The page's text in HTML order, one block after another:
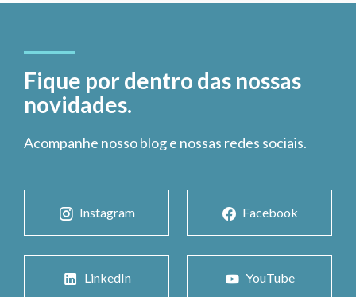
Fique por dentro das nossas
novidades.
Acompanhe nosso blog e nossas redes sociais.
Instagram Facebook
LinkedIn YouTube